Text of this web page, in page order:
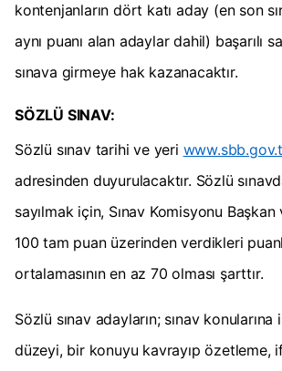
kontenjanların dört katı aday (en son
aynı puanı alan adaylar dahil) başarılı
sınava girmeye hak kazanacaktır.
SÖZLÜ SINAV:
Sözlü sınav tarihi ve yeri
adresinden duyurulacaktır. Sözlü
sayılmak için, Sınav Komisyonu
100 tam puan üzerinden verdikleri
ortalamasının en az 70 olması şarttır.
Sözlü sınav adayların; sınav
düzeyi, bir konuyu kavrayıp özetleme,